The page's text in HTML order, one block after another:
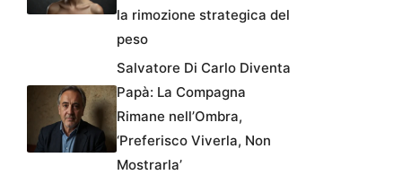
la rimozione strategica del
peso
Salvatore Di Carlo Diventa
Papà: La Compagna
Rimane nell’Ombra,
‘Preferisco Viverla, Non
Mostrarla’